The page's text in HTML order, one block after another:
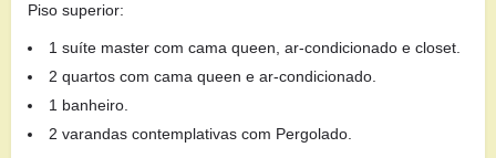
Piso superior:
1 suíte master com cama queen, ar-condicionado e closet.
2 quartos com cama queen e ar-condicionado.
1 banheiro.
2 varandas contemplativas com Pergolado.